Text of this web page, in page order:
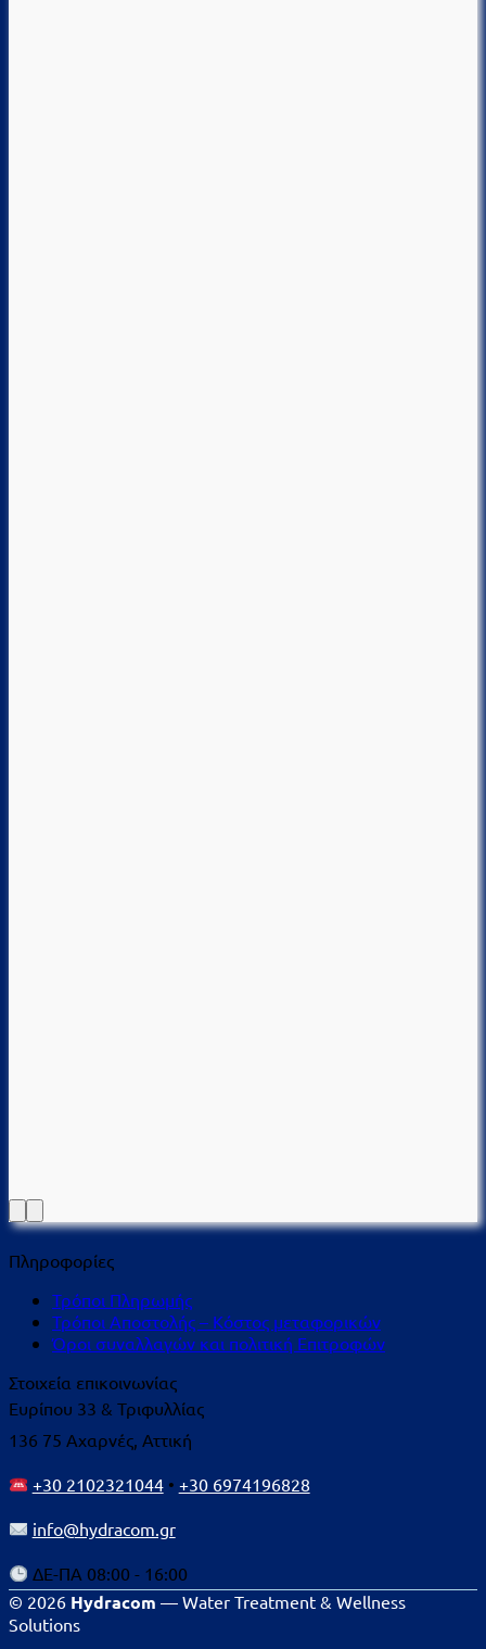
Πληροφορίες
Τρόποι Πληρωμής
Τρόποι Αποστολής – Κόστος μεταφορικών
Όροι συναλλαγών και πολιτική Επιτροφών
Στοιχεία επικοινωνίας
Ευρίπου 33 & Τριφυλλίας
136 75 Αχαρνές, Αττική
+30 2102321044• +30 6974196828
info@hydracom.gr
ΔΕ-ΠΑ 08:00 - 16:00
© 2026 Hydracom — Water Treatment & Wellness
Solutions